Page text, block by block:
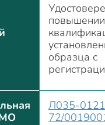
повышении
образца с
Л035-
72/